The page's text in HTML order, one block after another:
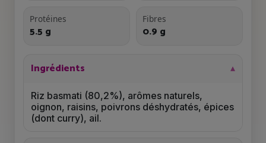
Protéines
5.5 g
Fibres
0.9 g
Ingrédients
Riz basmati (80,2%), arômes naturels,
oignon, raisins, poivrons déshydratés, épices
(dont curry), ail.